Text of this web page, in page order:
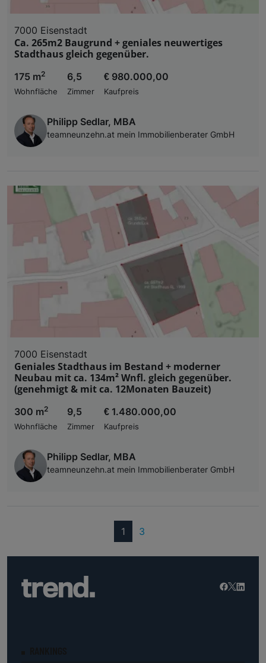
7000 Eisenstadt
Ca. 265m2 Baugrund + geniales neuwertiges
Stadthaus gleich gegenüber.
175 m2
Wohnfläche
6,5
Zimmer
€ 980.000,00
Kaufpreis
Philipp Sedlar, MBA
teamneunzehn.at mein Immobilienberater GmbH
7000 Eisenstadt
Geniales Stadthaus im Bestand + moderner
Neubau mit ca. 134m² Wnfl. gleich gegenüber.
(genehmigt & mit ca. 12Monaten Bauzeit)
300 m2
Wohnfläche
9,5
Zimmer
€ 1.480.000,00
Kaufpreis
Philipp Sedlar, MBA
teamneunzehn.at mein Immobilienberater GmbH
1 (current)
3